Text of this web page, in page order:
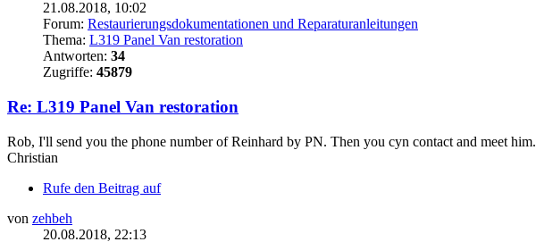
21.08.2018, 10:02
Forum: Restaurierungsdokumentationen und Reparaturanleitungen
Thema: L319 Panel Van restoration
Antworten: 34
Zugriffe: 45879
Re: L319 Panel Van restoration
Rob, I'll send you the phone number of Reinhard by PN. Then you cyn contact and meet him.
Christian
Rufe den Beitrag auf
von zehbeh
20.08.2018, 22:13